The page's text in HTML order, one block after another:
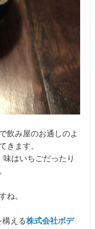
飲み屋のお通しのよ
きます。
味はいちごだったり
ね。
える株式会社ボデ